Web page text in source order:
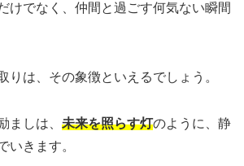
けでなく、仲間と過ごす何気ない瞬間
りは、その象徴といえるでしょう。
ましは、 未来を照らす灯のように、静
いきます。